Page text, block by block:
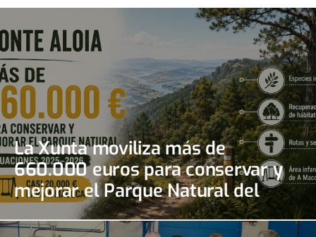
La Xunta moviliza más de
660.000 euros para conservar y
mejorar el Parque Natural del
Monte Aloia